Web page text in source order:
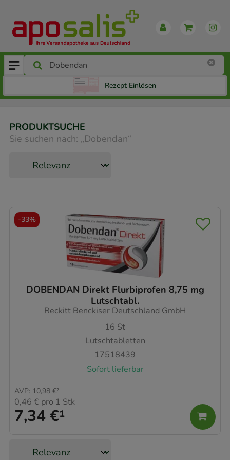
Rezept Einlösen
PRODUKTSUCHE
Sie suchen nach: „Dobendan“
DOBENDAN Direkt Flurbiprofen 8,75 mg
Lutschtabl.
Reckitt Benckiser Deutschland GmbH
16 St
Lutschtabletten
17518439
Sofort lieferbar
7,34 €¹
AVP: 10,98 €²
0,46 € pro 1 Stk
-33%